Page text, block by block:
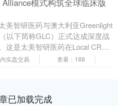
模式构筑全球临床版
美智研医药与澳大利亚Greenlight
以下简称GLC）正式达成深度战
这是太美智研医药在Local CRO
实盘交易 查看：188
已加载完成